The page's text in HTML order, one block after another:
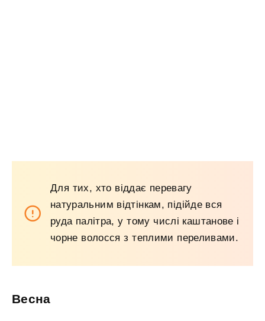
Для тих, хто віддає перевагу
натуральним відтінкам, підійде вся
руда палітра, у тому числі каштанове і
чорне волосся з теплими переливами.
Весна